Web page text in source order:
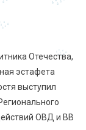
Отечества,
эстафета
выступил
ОВД и ВВ